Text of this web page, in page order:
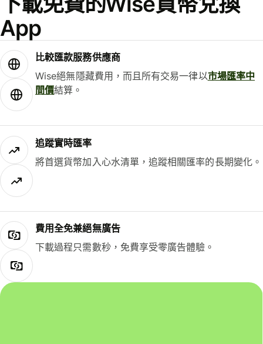
App
比較匯款服務供應商
Wise絕無隱藏費用，而且所有交易一律以市場匯率中
間價結算。
追蹤實時匯率
將首選貨幣加入心水清單，追蹤相關匯率的長期變化。
費用全免兼絕無廣告
下載過程只需數秒，免費享受零廣告體驗。